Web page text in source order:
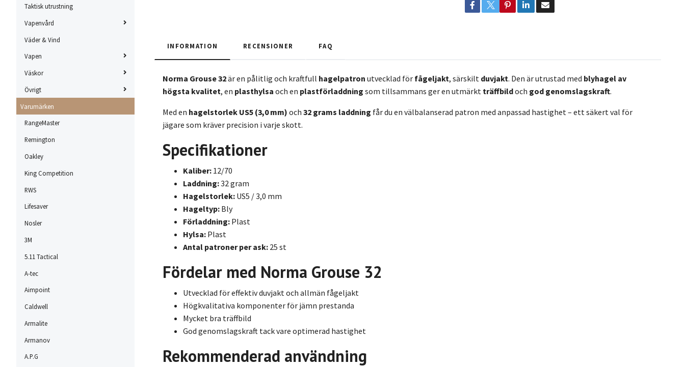
Taktisk utrustning
Vapenvård
Väder & Vind
Vapen
Väskor
Övrigt
Varumärken
RangeMaster
Remington
Oakley
King Competition
RWS
Lifesaver
Nosler
3M
5.11 Tactical
A-tec
Aimpoint
Caldwell
Armalite
Armanov
A.P.G
INFORMATION RECENSIONER FAQ
Norma Grouse 32är en pålitlig och kraftfull hagelpatron utvecklad för fågeljakt, särskilt duvjakt. Den är utrustad med blyhagel av
högsta kvalitet, en plasthylsa och en plastförladdning som tillsammans ger en utmärkt träffbildoch god genomslagskraft.
Med en hagelstorlek US5 (3,0 mm) och 32 grams laddning får du en välbalanserad patron med anpassad hastighet – ett säkert val för
jägare som kräver precision i varje skott.
Specifikationer
Kaliber: 12/70
Laddning:32 gram
Hagelstorlek: US5 / 3,0 mm
Hageltyp: Bly
Förladdning: Plast
Hylsa: Plast
Antal patroner per ask: 25 st
Fördelar med Norma Grouse 32
Utvecklad för effektiv duvjakt och allmän fågeljakt
Högkvalitativa komponenter för jämn prestanda
Mycket bra träffbild
God genomslagskraft tack vare optimerad hastighet
Rekommenderad användning